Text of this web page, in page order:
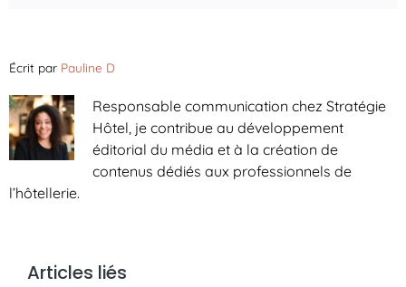
Écrit par Pauline D
Responsable communication chez Stratégie
Hôtel, je contribue au développement
éditorial du média et à la création de
contenus dédiés aux professionnels de
l’hôtellerie.
Articles liés